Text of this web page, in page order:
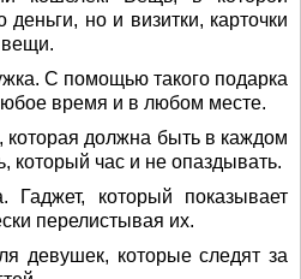
но и визитки, карточки
вещи.
С помощью такого подарка
время и в любом месте.
должна быть в каждом
который час и не опаздывать.
который показывает
перелистывая их.
девушек, которые следят за